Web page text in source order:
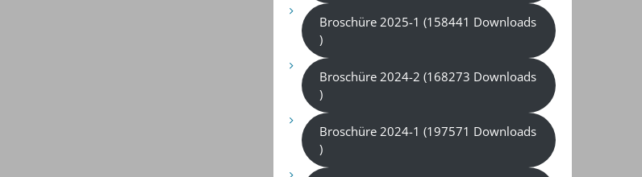
Broschüre 2025-1 (158441 Downloads
)
Broschüre 2024-2 (168273 Downloads
)
Broschüre 2024-1 (197571 Downloads
)